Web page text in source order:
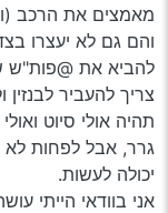
מאמצים את הרכב
והם גם לא יעצרו
להביא את @פות"ש
צריך להעביר
תהיה אולי סיוט
יכולה לעשות.
אני בוודאי הייתי